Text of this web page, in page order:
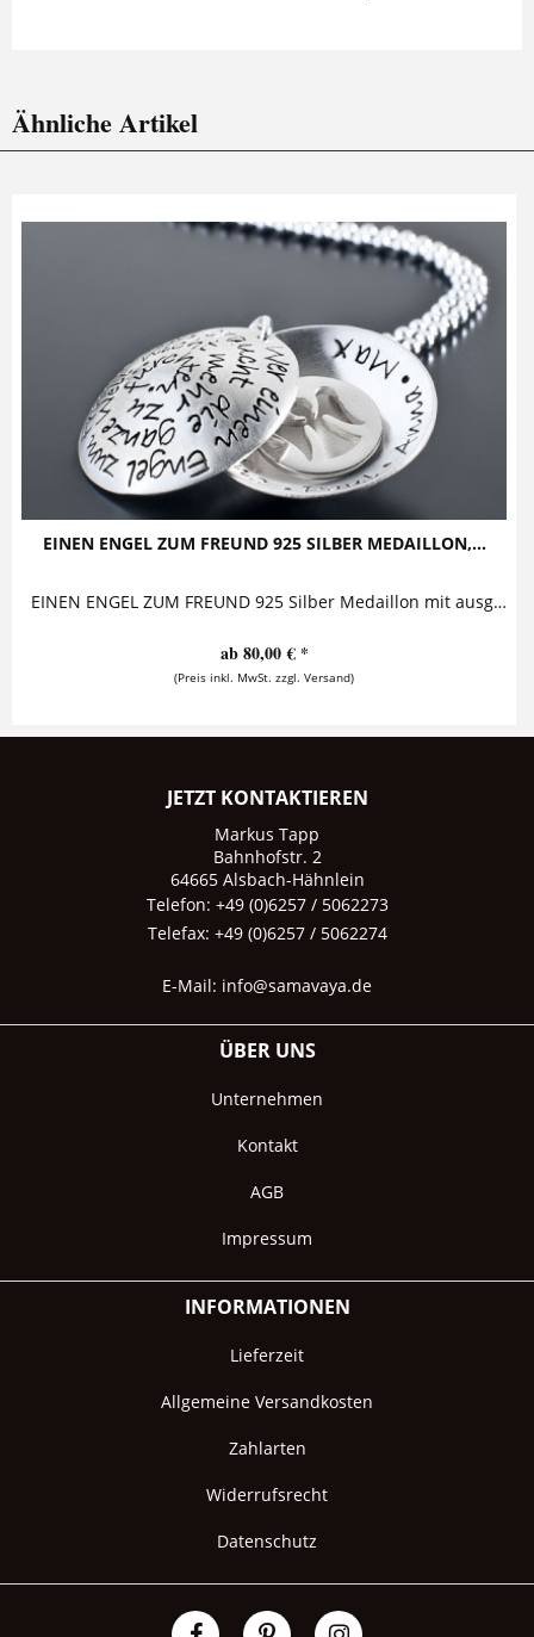
Ähnliche Artikel
EINEN ENGEL ZUM FREUND 925 SILBER MEDAILLON,...
EINEN ENGEL ZUM FREUND 925 Silber Medaillon mit ausgestanztem Engel "Wer einen Engel zum Freund hat, braucht die ganze Welt nicht mehr zu...
ab 80,00 € *
(Preis inkl. MwSt. zzgl. Versand)
JETZT KONTAKTIEREN
Markus Tapp
Bahnhofstr. 2
64665 Alsbach-Hähnlein
Telefon: +49 (0)6257 / 5062273
Telefax: +49 (0)6257 / 5062274
E-Mail: info@samavaya.de
ÜBER UNS
Unternehmen
Kontakt
AGB
Impressum
INFORMATIONEN
Lieferzeit
Allgemeine Versandkosten
Zahlarten
Widerrufsrecht
Datenschutz